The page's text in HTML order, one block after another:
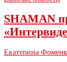
SHAMAN
Екатерина